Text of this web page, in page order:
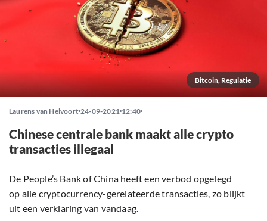
Bitcoin, Regulatie
Laurens van Helvoort 24-09-2021 12:40
Chinese centrale bank maakt alle crypto
transacties illegaal
De People’s Bank of China heeft een verbod opgelegd
op alle cryptocurrency-gerelateerde transacties, zo blijkt
uit een verklaring van vandaag.